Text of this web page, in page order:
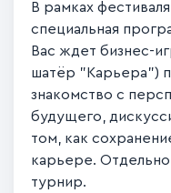
В рамках
специальная
Вас ждет бизнес-
шатёр "Карьера")
знакомство с
будущего,
том, как
карьере.
турнир.